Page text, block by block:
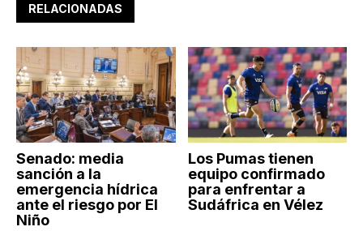
RELACIONADAS
Senado: media
sanción a la
emergencia hídrica
ante el riesgo por El
Niño
Los Pumas tienen
equipo confirmado
para enfrentar a
Sudáfrica en Vélez